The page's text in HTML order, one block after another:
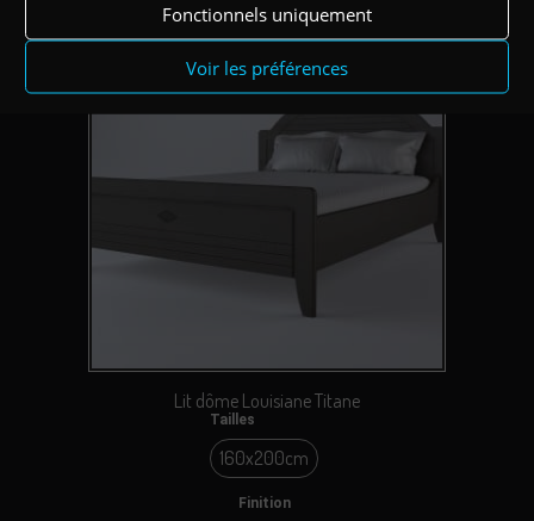
Fonctionnels uniquement
Voir les préférences
Lit dôme Louisiane Titane
Tailles
160x200cm
160x200cm
Finition